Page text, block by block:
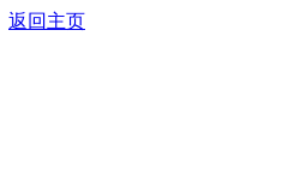
返回主页